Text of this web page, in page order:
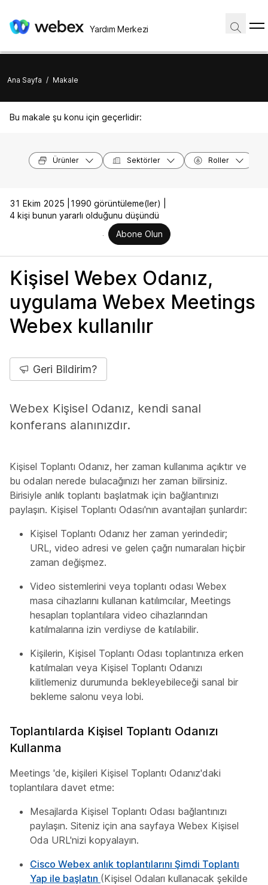
Yardım Merkezi
Ana Sayfa / Makale
Bu makale şu konu için geçerlidir:
Ürünler Sektörler Roller
31 Ekim 2025 |
1990 görüntüleme(ler) |
4 kişi bunun yararlı olduğunu düşündü
Abone Olun
Kişisel Webex Odanız,
uygulama Webex Meetings
Webex kullanılır
Geri Bildirim?
Webex Kişisel Odanız, kendi sanal
konferans alanınızdır.
Kişisel Toplantı Odanız, her zaman kullanıma açıktır ve
bu odaları nerede bulacağınızı her zaman bilirsiniz.
Birisiyle anlık toplantı başlatmak için bağlantınızı
paylaşın. Kişisel Toplantı Odası'nın avantajları şunlardır:
Kişisel Toplantı Odanız her zaman yerindedir;
URL, video adresi ve gelen çağrı numaraları hiçbir
zaman değişmez.
Video sistemlerini veya toplantı odası Webex
masa cihazlarını kullanan katılımcılar, Meetings
hesapları toplantılara video cihazlarından
katılmalarına izin verdiyse de katılabilir.
Kişilerin, Kişisel Toplantı Odası toplantınıza erken
katılmaları veya Kişisel Toplantı Odanızı
kilitlemeniz durumunda bekleyebileceği sanal bir
bekleme salonu veya lobi.
Toplantılarda Kişisel Toplantı Odanızı
Kullanma
Meetings 'de, kişileri Kişisel Toplantı Odanız'daki
toplantılara davet etme:
Mesajlarda Kişisel Toplantı Odası bağlantınızı
paylaşın. Siteniz için ana sayfaya Webex Kişisel
Oda URL'nizi kopyalayın.
Cisco Webex anlık toplantılarını Şimdi Toplantı
Yap ile başlatın (Kişisel Odaları kullanacak şekilde